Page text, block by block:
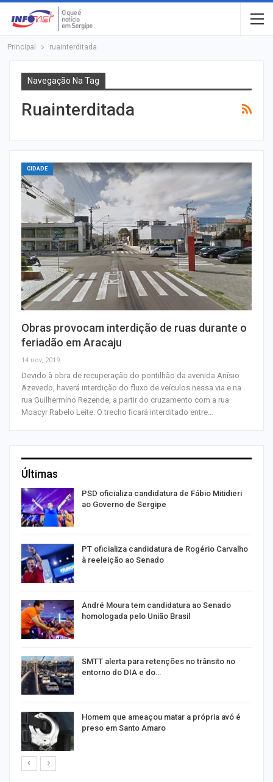
Principal ruainterditada
Navegação Na Tag
Ruainterditada
CIDADE
Obras provocam interdição de ruas durante o
feriadão em Aracaju
14 nov, 2019
Devido à obra de recuperação do pontilhão da avenida Anísio
Azevedo, haverá interdição do fluxo de veículos nessa via e na
rua Guilhermino Rezende, a partir do cruzamento com a rua
Moacyr Rabelo Leite. O trecho ficará interditado entre…
Últimas
PSD oficializa candidatura de Fábio Mitidieri
ao Governo de Sergipe
PT oficializa candidatura de Rogério Carvalho
à reeleição ao Senado
André Moura tem candidatura ao Senado
homologada pelo União Brasil
SMTT alerta para retenções no trânsito no
entorno do DIA e do…
Homem que ameaçou matar a própria avó é
preso em Santo Amaro